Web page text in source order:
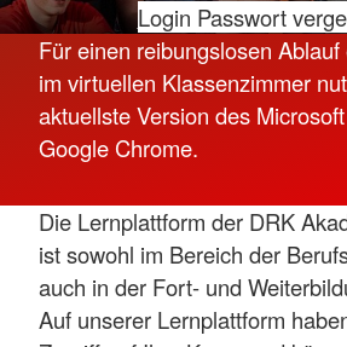
Login Passwort
Für einen reibungslosen
im virtuellen Klassenzimmer
aktuellste Version des
Google Chrome.
Die Lernplattform der DRK
ist sowohl im Bereich der
auch in der Fort- und
Auf unserer Lernplattform